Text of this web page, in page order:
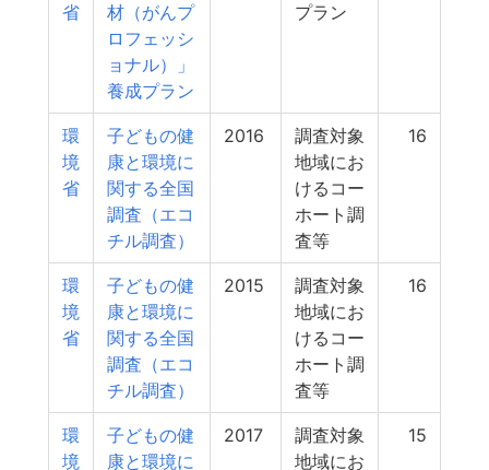
省
材（がんプ
ロフェッシ
ョナル）」
養成プラン
プラン
環
境
省
子どもの健
康と環境に
関する全国
調査（エコ
チル調査）
2016
調査対象
地域にお
けるコー
ホート調
査等
16
環
境
省
子どもの健
康と環境に
関する全国
調査（エコ
チル調査）
2015
調査対象
地域にお
けるコー
ホート調
査等
16
環
境
子どもの健
康と環境に
2017
調査対象
地域にお
15